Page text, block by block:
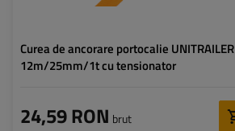
Curea de ancorare portocalie UNITRAILER
12m/25mm/1t cu tensionator
24,59 RON brut